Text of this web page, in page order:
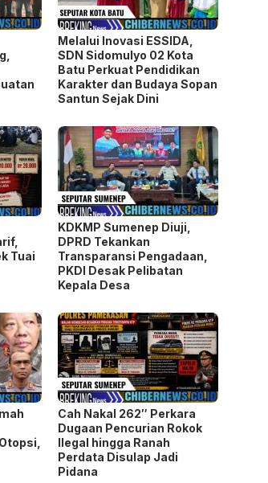
Melalui Inovasi ESSIDA,
SDN Sidomulyo 02 Kota
Batu Perkuat Pendidikan
Karakter dan Budaya Sopan
Santun Sejak Dini
Tuai
KDKMP Sumenep Diuji,
DPRD Tekankan
Transparansi Pengadaan,
PKDI Desak Pelibatan
Kepala Desa
Cah Nakal 262″ Perkara
Dugaan Pencurian Rokok
Ilegal hingga Ranah
Perdata Disulap Jadi
Pidana